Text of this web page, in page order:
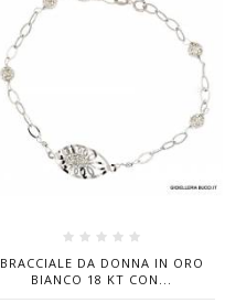
BRACCIALE DA DONNA IN ORO
BIANCO 18 KT CON...